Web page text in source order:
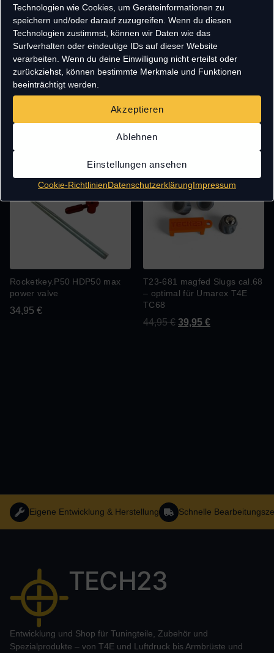
Technologien wie Cookies, um Geräteinformationen zu
speichern und/oder darauf zuzugreifen. Wenn du diesen
Technologien zustimmst, können wir Daten wie das
Surfverhalten oder eindeutige IDs auf dieser Website
verarbeiten. Wenn du deine Einwilligung nicht erteilst oder
zurückziehst, können bestimmte Merkmale und Funktionen
beeinträchtigt werden.
Akzeptieren
Ablehnen
Einstellungen ansehen
Cookie-RichtlinienDatenschutzerklärungImpressum
Rocketkey.50 HDR50 & TR50
MAX POWER VALVE
Power Valve
34,95
Rocketkey.P50 HDP50 max
power valve
34,95 €
Angebot!
T23-681 magfed Slugs cal.68
– optimal für Umarex T4E
TC68
44,95€ 39,95 €
Eigene Entwicklung & Herstellung Schnelle
TECH23
Entwicklung und Shop für Tuningteile, Zubehör und
Spezialprodukte – von T4E und Luftdruck bis Armbrüste und